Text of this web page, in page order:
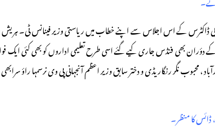
پی ڈاکٹرس کے اس اجلاس سے اپنے خطاب میں ریاستی وزیر فینانس ٹی۔
کی وباء کے دؤران بھی فنڈس جاری کیے گئے اسی طرح تعلیمی اداروں کو
نگر رنگاریڈی و دختر سابق وزیر اعظم آنجہانی پی وی نرسمہا راؤ
کا منظر۔